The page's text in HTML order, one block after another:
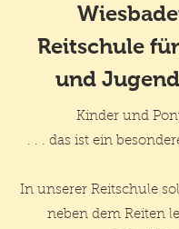
Reitschule
und
Kinder und
. . . das ist ein
In unserer Reitschule
neben dem Reiten